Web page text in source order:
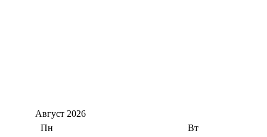
Август 2026
Пн
Вт